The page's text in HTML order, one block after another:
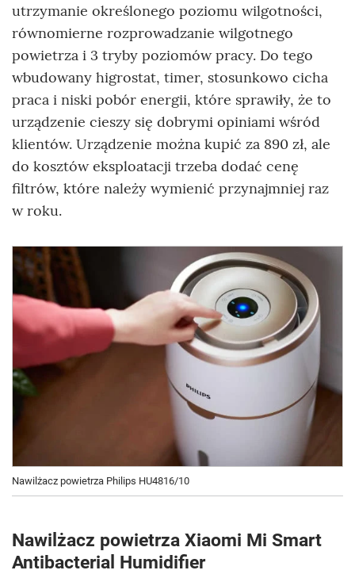
utrzymanie określonego poziomu wilgotności,
równomierne rozprowadzanie wilgotnego
powietrza i 3 tryby poziomów pracy. Do tego
wbudowany higrostat, timer, stosunkowo cicha
praca i niski pobór energii, które sprawiły, że to
urządzenie cieszy się dobrymi opiniami wśród
klientów. Urządzenie można kupić za 890 zł, ale
do kosztów eksploatacji trzeba dodać cenę
filtrów, które należy wymienić przynajmniej raz
w roku.
Nawilżacz powietrza Philips HU4816/10
Nawilżacz powietrza Xiaomi Mi Smart
Antibacterial Humidifier